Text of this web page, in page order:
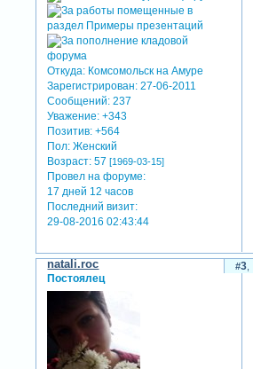
Откуда: Комсомольск на Амуре
Зарегистрирован: 27-06-2011
Сообщений: 237
Уважение: +343
Позитив: +564
Пол: Женский
Возраст: 57[1969-03-15]
Провел на форуме:
17 дней 12 часов
Последний визит:
29-08-2016 02:43:44
3
natali.roc
Постоялец